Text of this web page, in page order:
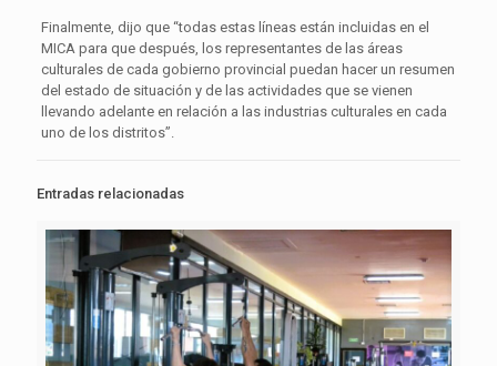
Finalmente, dijo que “todas estas líneas están incluidas en el
MICA para que después, los representantes de las áreas
culturales de cada gobierno provincial puedan hacer un resumen
del estado de situación y de las actividades que se vienen
llevando adelante en relación a las industrias culturales en cada
uno de los distritos”.
Entradas relacionadas